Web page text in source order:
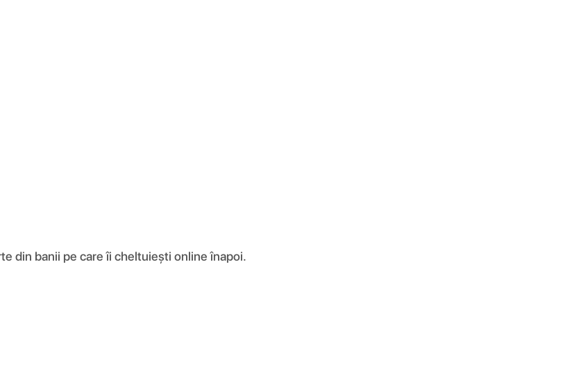
din banii pe care îi cheltuiești online înapoi.